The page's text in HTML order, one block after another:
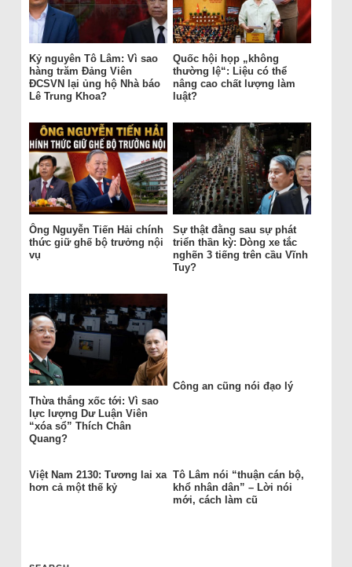
Kỷ nguyên Tô Lâm: Vì sao
hàng trăm Đảng Viên
ĐCSVN lại ủng hộ Nhà báo
Lê Trung Khoa?
Quốc hội họp „không
thường lệ“: Liệu có thể
nâng cao chất lượng làm
luật?
Ông Nguyễn Tiến Hải chính
thức giữ ghế bộ trưởng nội
vụ
Sự thật đằng sau sự phát
triển thần kỳ: Dòng xe tắc
nghẽn 3 tiếng trên cầu Vĩnh
Tuy?
Thừa thắng xốc tới: Vì sao
lực lượng Dư Luận Viên
“xóa sổ” Thích Chân
Quang?
Công an cũng nói đạo lý
Việt Nam 2130: Tương lai xa
hơn cả một thế kỷ
Tô Lâm nói “thuận cán bộ,
khổ nhân dân” – Lời nói
mới, cách làm cũ